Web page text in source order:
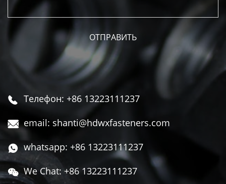
 Телефон: +86 13223111237
 email: shanti@hdwxfasteners.com
 whatsapp: +86 13223111237
 We Chat: +86 13223111237